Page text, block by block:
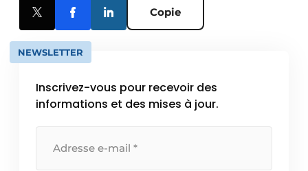
Copie
NEWSLETTER
Inscrivez-vous pour recevoir des
informations et des mises à jour.